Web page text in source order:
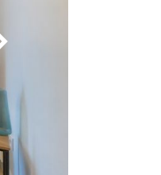
Suivant